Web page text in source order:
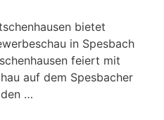
bietet
in Spesbach
feiert mit
auf dem Spesbacher
…